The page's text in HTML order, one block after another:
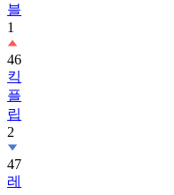
블
1
46
킥
플
립
2
47
레